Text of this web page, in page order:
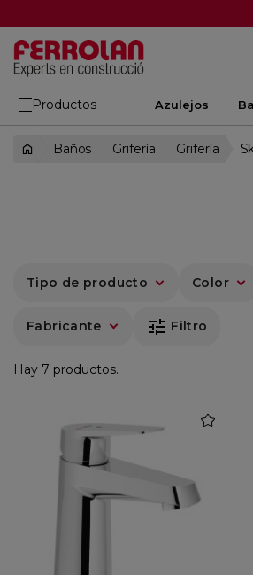
Productos Azulejos
Baños Grifería Grifería
Tipo de producto Color
Fabricante tune Filtro
Hay 7 productos.
favorite